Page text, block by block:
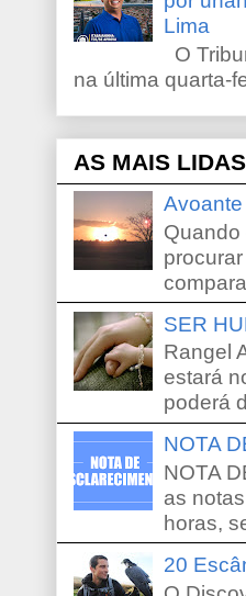
Lima
O
na última quarta-
AS MAIS
Avoante
Quando
SER
Rangel
estará
poderá
NOTA
NOTA
as
horas,
20